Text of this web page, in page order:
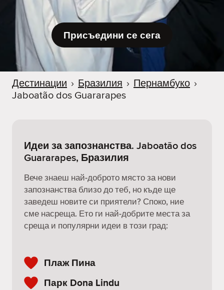
Присъедини се сега
Дестинации › Бразилия › Пернамбуко ›
Jaboatão dos Guararapes
Идеи за запознанства. Jaboatão dos
Guararapes, Бразилия
Вече знаеш най-доброто място за нови
запознанства близо до теб, но къде ще
заведеш новите си приятели? Споко, ние
сме насреща. Ето ги най-добрите места за
среща и популярни идеи в този град:
Плаж Пина
Парк Dona Lindu